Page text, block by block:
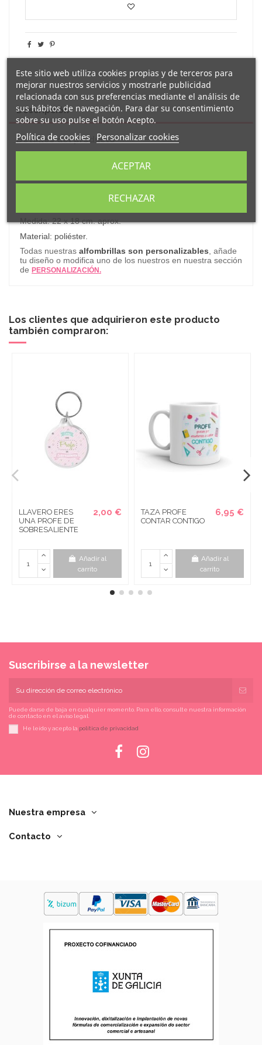
Descripción
Detalles del producto
ratón de ordenador
Medida: 22 x 18 cm. aprox.
Material: poliéster.
Todas nuestras alfombrillas son personalizables , añade
tu diseño o modifica uno de los nuestros en nuestra sección
de PERSONALIZACIÓN.
Los clientes que adquirieron este producto
también compraron:
LLAVERO ERES
UNA PROFE DE
SOBRESALIENTE
2,00 €
Añadir al
carrito
TAZA PROFE
CONTAR CONTIGO
6,95 €
Añadir al
carrito
Suscribirse a la newsletter
Puede darse de baja en cualquier momento. Para ello, consulte nuestra información
de contacto en el aviso legal.
He leído y acepto la política de privacidad
Nuestra empresa
Contacto
Este sitio web utiliza cookies propias y de terceros para
mejorar nuestros servicios y mostrarle publicidad
relacionada con sus preferencias mediante el análisis de
sus hábitos de navegación. Para dar su consentimiento
sobre su uso pulse el botón Acepto.
Política de cookies Personalizar cookies
RECHAZAR
ACEPTAR